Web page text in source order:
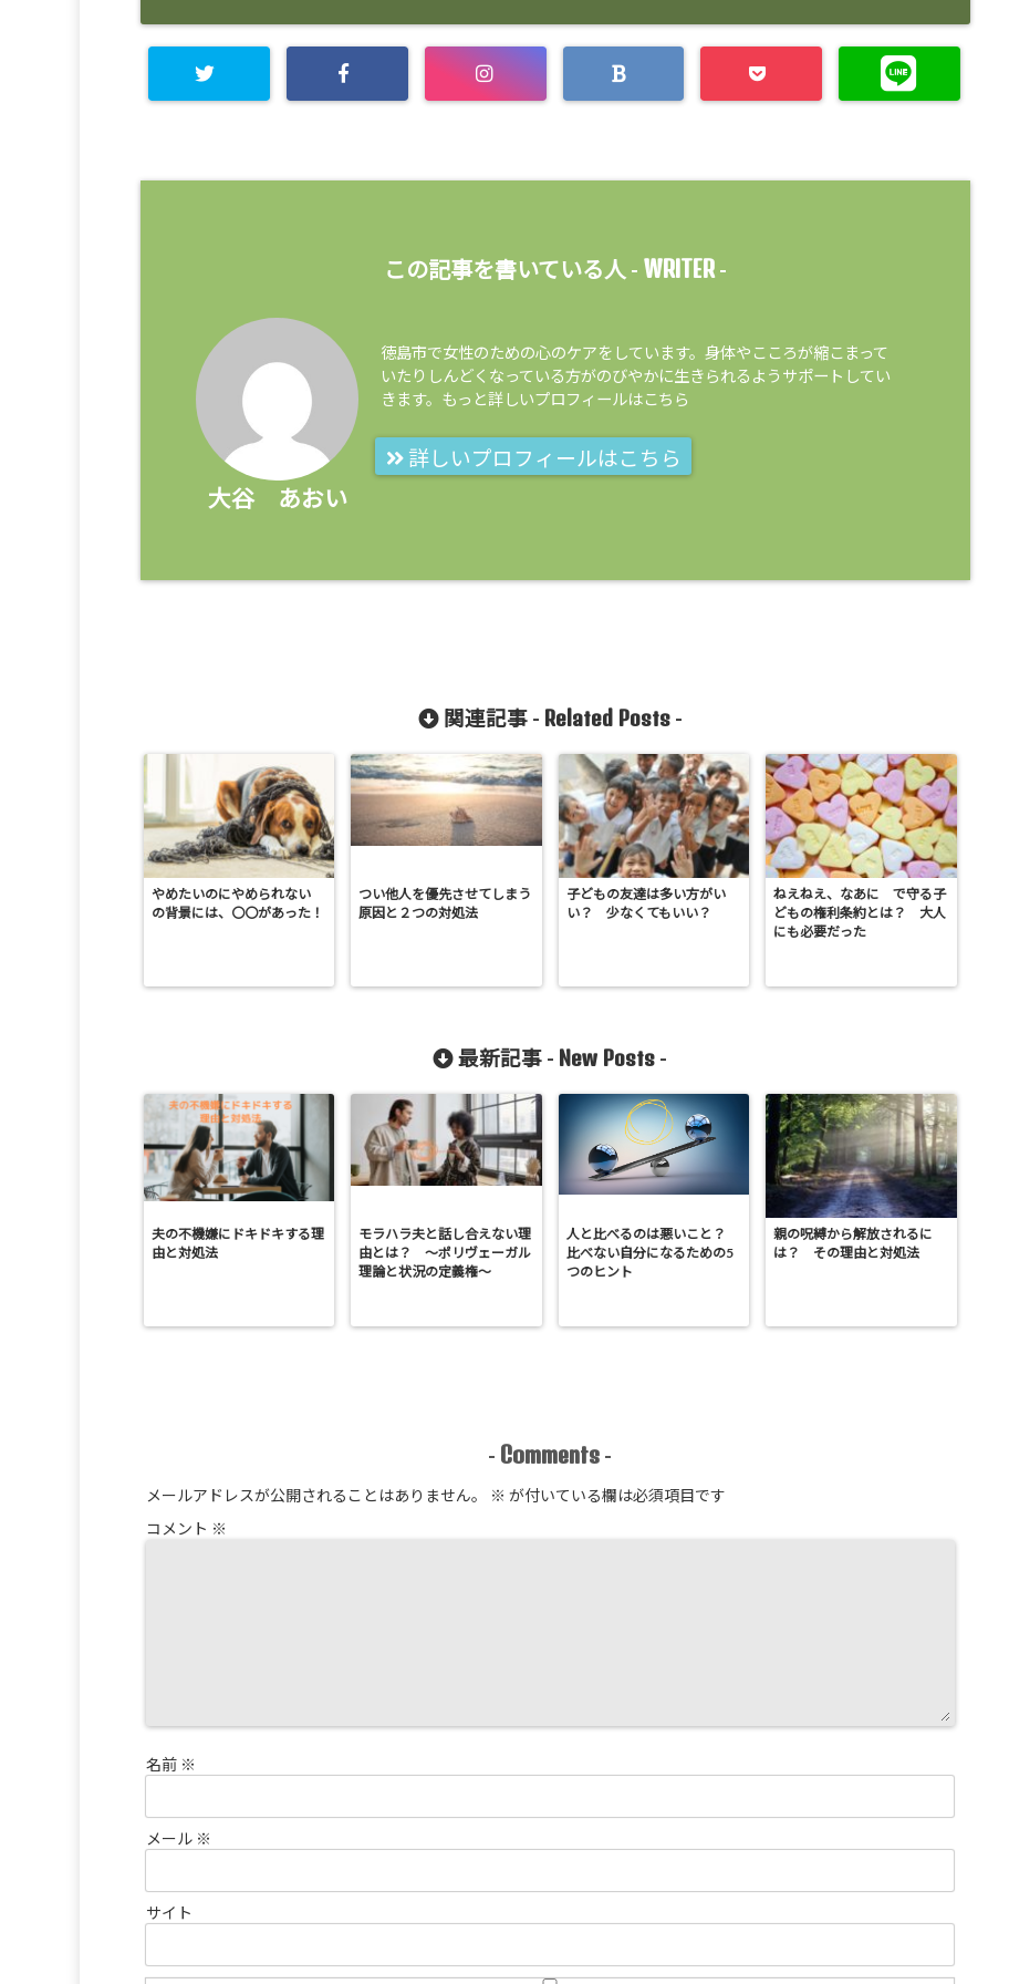
この記事を書いている人 - WRITER -
大谷 あおい
徳島市で女性のための心のケアをしています。身体やこころが縮こまって
いたりしんどくなっている方がのびやかに生きられるようサポートしてい
きます。もっと詳しいプロフィールはこちら
詳しいプロフィールはこちら
関連記事 - Related Posts-
やめたいのにやめられない
の背景には、〇〇があった！
つい他人を優先させてしまう
原因と２つの対処法
子どもの友達は多い方がい
い？ 少なくてもいい？
ねえねえ、なあに で守る子
どもの権利条約とは？ 大人
にも必要だった
最新記事 - New Posts -
夫の不機嫌にドキドキする理
由と対処法
モラハラ夫と話し合えない理
由とは？ ～ポリヴェーガル
理論と状況の定義権～
人と比べるのは悪いこと？
比べない自分になるための5
つのヒント
親の呪縛から解放されるに
は？ その理由と対処法
- Comments -
メールアドレスが公開されることはありません。 ※ が付いている欄は必須項目です
コメント ※
名前 ※
メール ※
サイト